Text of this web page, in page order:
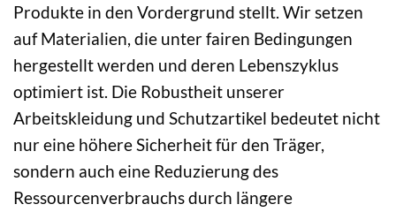
Produkte in den Vordergrund stellt. Wir setzen
auf Materialien, die unter fairen Bedingungen
hergestellt werden und deren Lebenszyklus
optimiert ist. Die Robustheit unserer
Arbeitskleidung und Schutzartikel bedeutet nicht
nur eine höhere Sicherheit für den Träger,
sondern auch eine Reduzierung des
Ressourcenverbrauchs durch längere